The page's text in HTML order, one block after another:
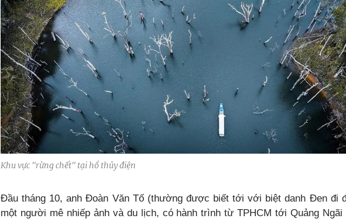
Khu vực "rừng chết" tại hồ thủy điện
Đầu tháng 10, anh Đoàn Văn Tố (thường được biết tới với biệt danh Đen đi
một người mê nhiếp ảnh và du lịch, có hành trình từ TPHCM tới Quảng Ngãi